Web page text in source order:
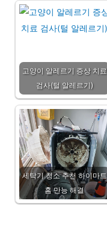
고양이 알레르기 증상 치료
검사(털 알레르기)
세탁기 청소 추천 하이마트
홈 만능 해결